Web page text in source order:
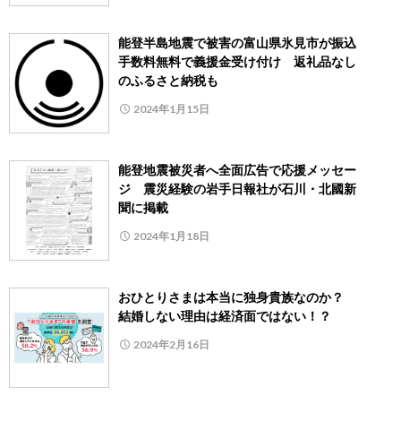
能登半島地震で被害の富山県氷見市が振込
手数料無料で義援金受け付け 返礼品なし
のふるさと納税も
2024年1月15日
能登地震被災者へ全面広告で応援メッセー
ジ 震災経験の岩手日報社が石川・北國新
聞に掲載
2024年1月18日
おひとりさまは本当に独身貴族なのか？
結婚しない理由は経済面ではない！？
2024年2月16日